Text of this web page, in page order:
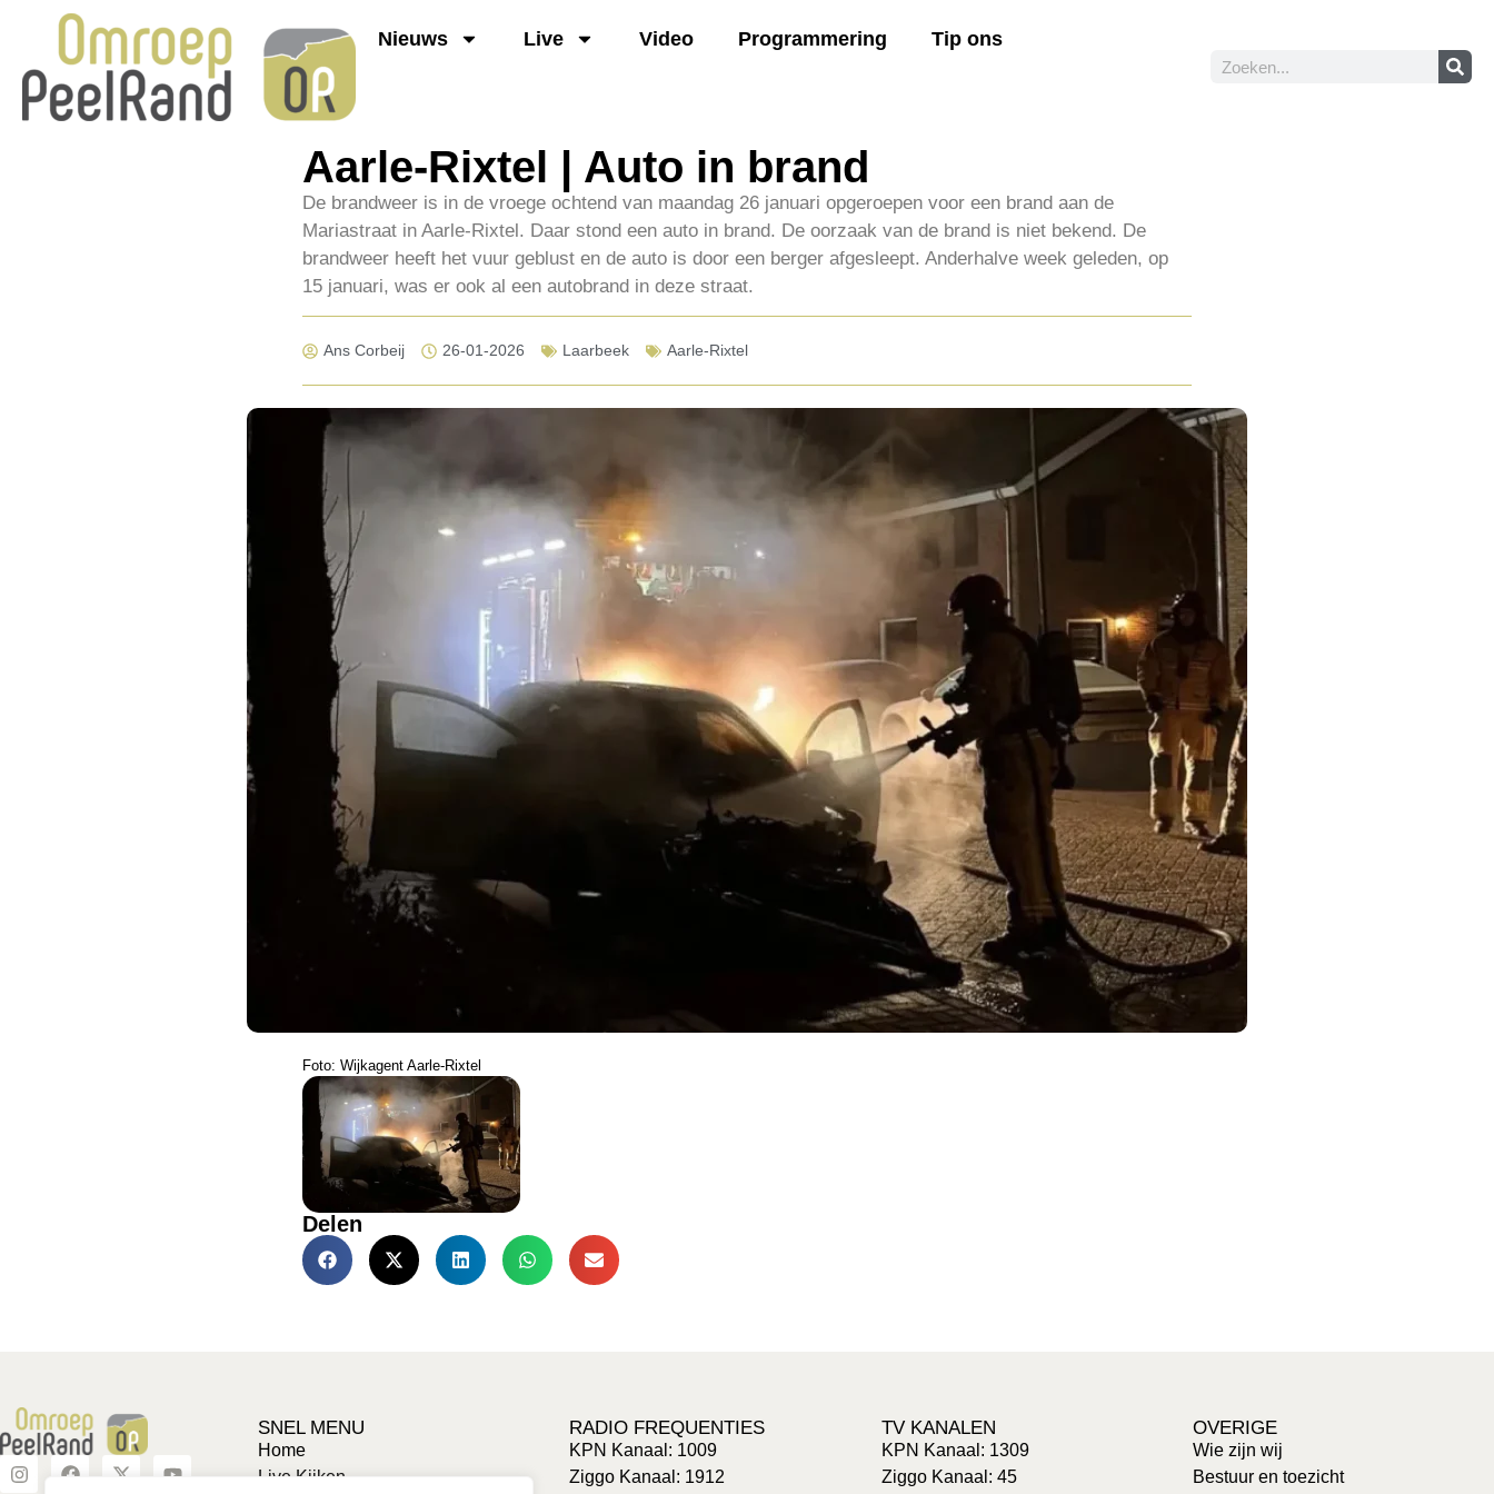
Nieuws Live Video Programmering Tip ons
Aarle-Rixtel | Auto in brand
De brandweer is in de vroege ochtend van maandag 26 januari opgeroepen voor een brand aan de
Mariastraat in Aarle-Rixtel. Daar stond een auto in brand. De oorzaak van de brand is niet bekend. De
brandweer heeft het vuur geblust en de auto is door een berger afgesleept. Anderhalve week geleden, op
15 januari, was er ook al een autobrand in deze straat.
Ans Corbeij 26-01-2026 Laarbeek Aarle-Rixtel
Foto: Wijkagent Aarle-Rixtel
Delen
SNEL MENU
Home
Live Kijken
RADIO FREQUENTIES
KPN Kanaal: 1009
Ziggo Kanaal: 1912
TV KANALEN
KPN Kanaal: 1309
Ziggo Kanaal: 45
OVERIGE
Wie zijn wij
Bestuur en toezicht